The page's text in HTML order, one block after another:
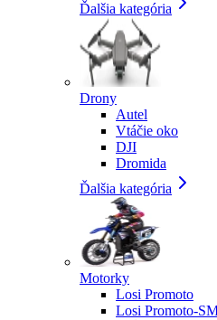
Ďalšia kategória
Drony
Autel
Vtáčie oko
DJI
Dromida
Ďalšia kategória
Motorky
Losi Promoto
Losi Promoto-